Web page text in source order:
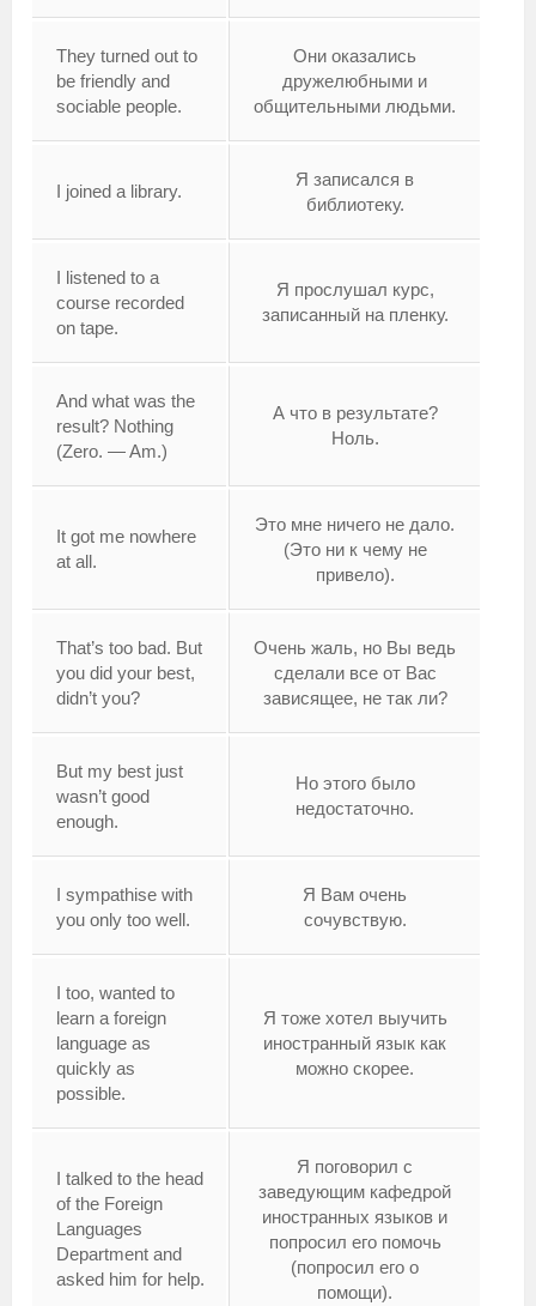
They turned out to
be friendly and
sociable people.
Они оказались
дружелюбными и
общительными людьми.
I joined a library.
Я записался в
библиотеку.
I listened to a
course recorded
on tape.
Я прослушал курс,
записанный на пленку.
And what was the
result? Nothing
(Zero. — Am.)
А что в результате?
Ноль.
It got me nowhere
at all.
Это мне ничего не дало.
(Это ни к чему не
привело).
That’s too bad. But
you did your best,
didn’t you?
Очень жаль, но Вы ведь
сделали все от Вас
зависящее, не так ли?
But my best just
wasn’t good
enough.
Но этого было
недостаточно.
I sympathise with
you only too well.
Я Вам очень
сочувствую.
I too, wanted to
learn a foreign
language as
quickly as
possible.
Я тоже хотел выучить
иностранный язык как
можно скорее.
I talked to the head
of the Foreign
Languages
Department and
asked him for help.
Я поговорил с
заведующим кафедрой
иностранных языков и
попросил его помочь
(попросил его о
помощи).